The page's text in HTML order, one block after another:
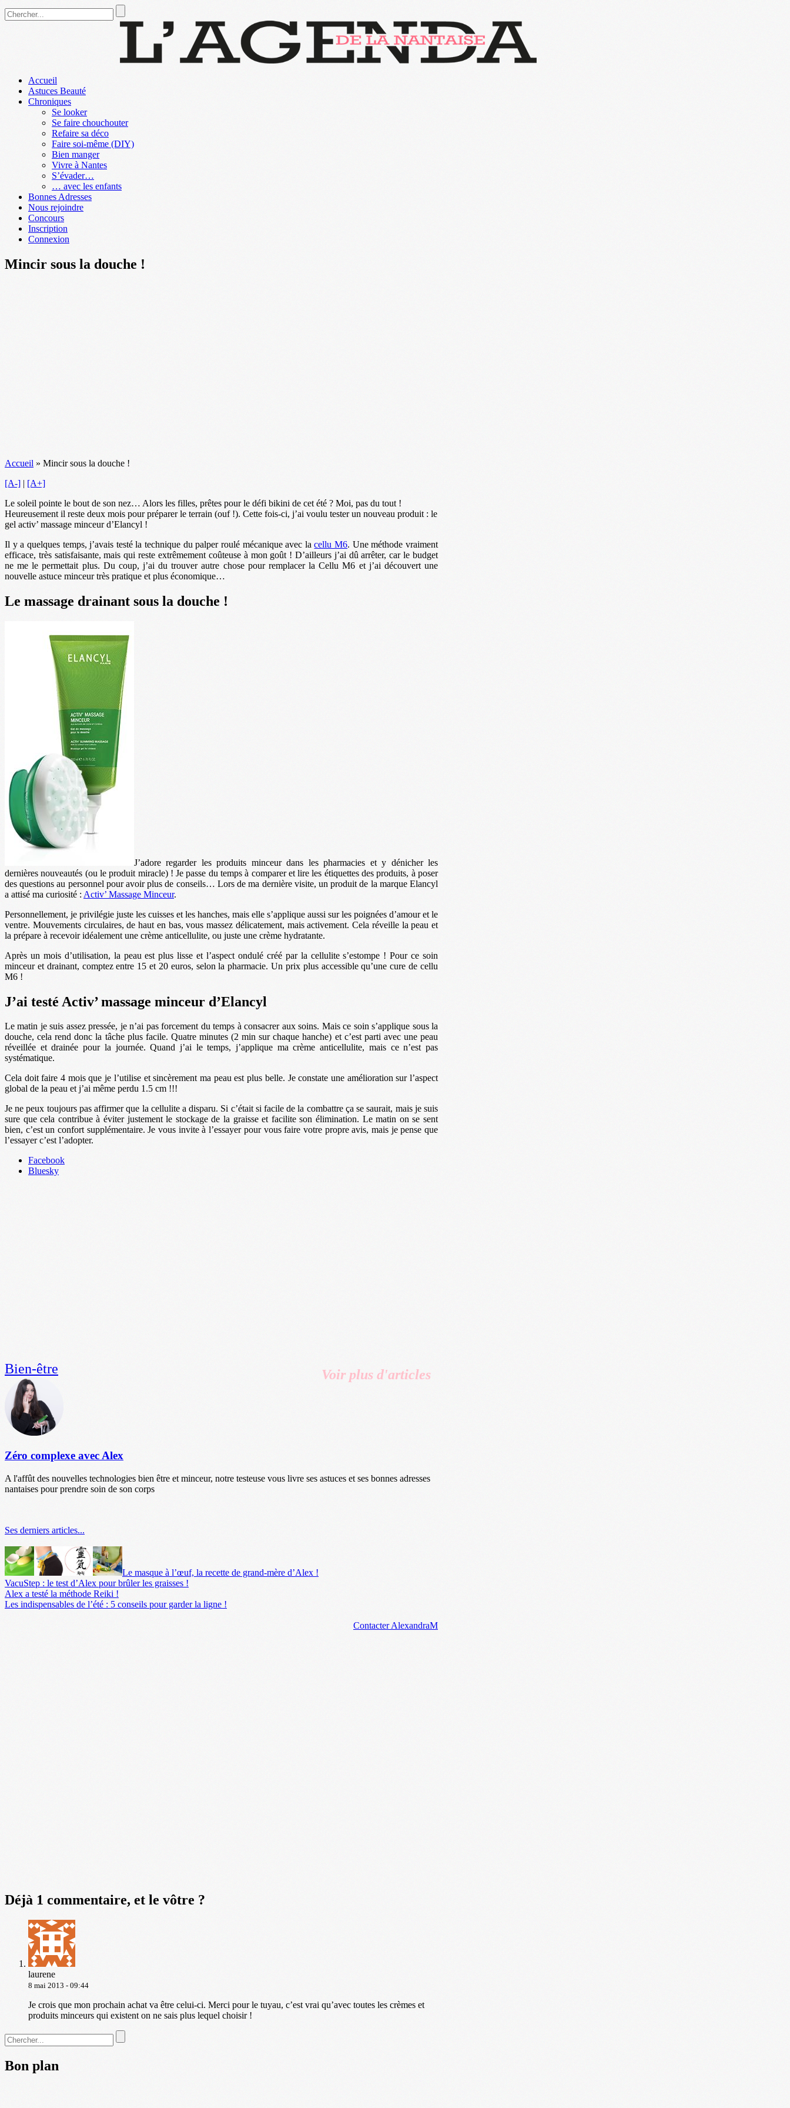
Accueil
Astuces Beauté
Chroniques
Se looker
Se faire chouchouter
Refaire sa déco
Faire soi-même (DIY)
Bien manger
Vivre à Nantes
S’évader…
… avec les enfants
Bonnes Adresses
Nous rejoindre
Concours
Inscription
Connexion
Mincir sous la douche !
Accueil » Mincir sous la douche !
[A-] | [A+]
Le soleil pointe le bout de son nez… Alors les filles, prêtes pour le défi bikini de cet été ? Moi, pas du tout !
Heureusement il reste deux mois pour préparer le terrain (ouf !). Cette fois-ci, j’ai voulu tester un nouveau produit : le
gel activ’ massage minceur d’Elancyl !
Il y a quelques temps, j’avais testé la technique du palper roulé mécanique avec lacellu M6. Une méthode vraiment
efficace, très satisfaisante, mais qui reste extrêmement coûteuse à mon goût ! D’ailleurs j’ai dû arrêter, car le budget
ne me le permettait plus. Du coup, j’ai du trouver autre chose pour remplacer la Cellu M6 et j’ai découvert une
nouvelle astuce minceur très pratique et plus économique…
Le massage drainant sous la douche !
J’adore regarder les produits minceur dans les pharmacies et y dénicher les
dernières nouveautés (ou le produit miracle) ! Je passe du temps à comparer et lire les étiquettes des produits, à poser
des questions au personnel pour avoir plus de conseils… Lors de ma dernière visite, un produit de la marque Elancyl
a attisé ma curiosité : Activ’ Massage Minceur.
Personnellement, je privilégie juste les cuisses et les hanches, mais elle s’applique aussi sur les poignées d’amour et le
ventre. Mouvements circulaires, de haut en bas, vous massez délicatement, mais activement. Cela réveille la peau et
la prépare à recevoir idéalement une crème anticellulite, ou juste une crème hydratante.
Après un mois d’utilisation, la peau est plus lisse et l’aspect ondulé créé par la cellulite s’estompe ! Pour ce soin
minceur et drainant, comptez entre 15 et 20 euros, selon la pharmacie. Un prix plus accessible qu’une cure de cellu
M6 !
J’ai testé Activ’ massage minceur d’Elancyl
Le matin je suis assez pressée, je n’ai pas forcement du temps à consacrer aux soins. Mais ce soin s’applique sous la
douche, cela rend donc la tâche plus facile. Quatre minutes (2 min sur chaque hanche) et c’est parti avec une peau
réveillée et drainée pour la journée. Quand j’ai le temps, j’applique ma crème anticellulite, mais ce n’est pas
systématique.
Cela doit faire 4 mois que je l’utilise et sincèrement ma peau est plus belle. Je constate une amélioration sur l’aspect
global de la peau et j’ai même perdu 1.5 cm !!!
Je ne peux toujours pas affirmer que la cellulite a disparu. Si c’était si facile de la combattre ça se saurait, mais je suis
sure que cela contribue à éviter justement le stockage de la graisse et facilite son élimination. Le matin on se sent
bien, c’est un confort supplémentaire. Je vous invite à l’essayer pour vous faire votre propre avis, mais je pense que
l’essayer c’est l’adopter.
PartagerFacebook
Bluesky
Bien-être Voir plus d'articles
Zéro complexe avec Alex
A l'affût des nouvelles technologies bien être et minceur, notre testeuse vous livre ses astuces et ses bonnes adresses
nantaises pour prendre soin de son corps
Ses derniers articles...
Le masque à l’œuf, la recette de grand-mère d’Alex !
VacuStep : le test d’Alex pour brûler les graisses !
Alex a testé la méthode Reiki !
Les indispensables de l’été : 5 conseils pour garder la ligne !
Contacter AlexandraM
Déjà 1 commentaire, et le vôtre ?
laurene
8 mai 2013 - 09:44
Je crois que mon prochain achat va être celui-ci. Merci pour le tuyau, c’est vrai qu’avec toutes les crèmes et
produits minceurs qui existent on ne sais plus lequel choisir !
Bon plan